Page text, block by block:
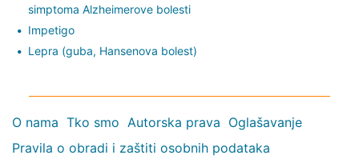
simptoma Alzheimerove bolesti
Impetigo
Lepra (guba, Hansenova bolest)
O nama Tko smo Autorska prava Oglašavanje
Pravila o obradi i zaštiti osobnih podataka